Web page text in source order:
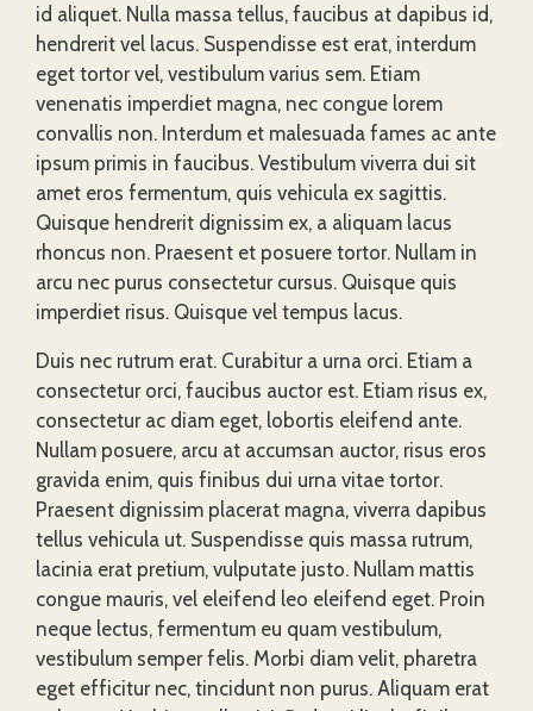
id aliquet. Nulla massa tellus, faucibus at dapibus id,
hendrerit vel lacus. Suspendisse est erat, interdum
eget tortor vel, vestibulum varius sem. Etiam
venenatis imperdiet magna, nec congue lorem
convallis non. Interdum et malesuada fames ac ante
ipsum primis in faucibus. Vestibulum viverra dui sit
amet eros fermentum, quis vehicula ex sagittis.
Quisque hendrerit dignissim ex, a aliquam lacus
rhoncus non. Praesent et posuere tortor. Nullam in
arcu nec purus consectetur cursus. Quisque quis
imperdiet risus. Quisque vel tempus lacus.
Duis nec rutrum erat. Curabitur a urna orci. Etiam a
consectetur orci, faucibus auctor est. Etiam risus ex,
consectetur ac diam eget, lobortis eleifend ante.
Nullam posuere, arcu at accumsan auctor, risus eros
gravida enim, quis finibus dui urna vitae tortor.
Praesent dignissim placerat magna, viverra dapibus
tellus vehicula ut. Suspendisse quis massa rutrum,
lacinia erat pretium, vulputate justo. Nullam mattis
congue mauris, vel eleifend leo eleifend eget. Proin
neque lectus, fermentum eu quam vestibulum,
vestibulum semper felis. Morbi diam velit, pharetra
eget efficitur nec, tincidunt non purus. Aliquam erat